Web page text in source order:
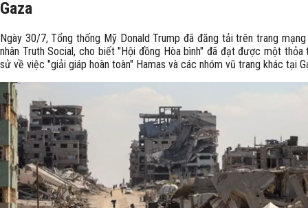
Gaza
Ngày 30/7, Tổng thống Mỹ Donald Trump đã đăng tải trên trang
nhân Truth Social, cho biết "Hội đồng Hòa bình" đã đạt được một thỏa
sử về việc "giải giáp hoàn toàn" Hamas và các nhóm vũ trang khác tại